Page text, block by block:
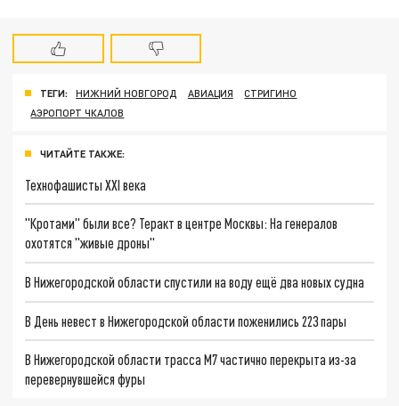
ТЕГИ: НИЖНИЙ НОВГОРОД АВИАЦИЯ
СТРИГИНО
АЭРОПОРТ ЧКАЛОВ
ЧИТАЙТЕ ТАКЖЕ:
Технофашисты XXI века
"Кротами" были все? Теракт в центре Москвы: На генералов
охотятся "живые дроны"
В Нижегородской области спустили на воду ещё два новых судна
В День невест в Нижегородской области поженились 223 пары
В Нижегородской области трасса М7 частично перекрыта из-за
перевернувшейся фуры